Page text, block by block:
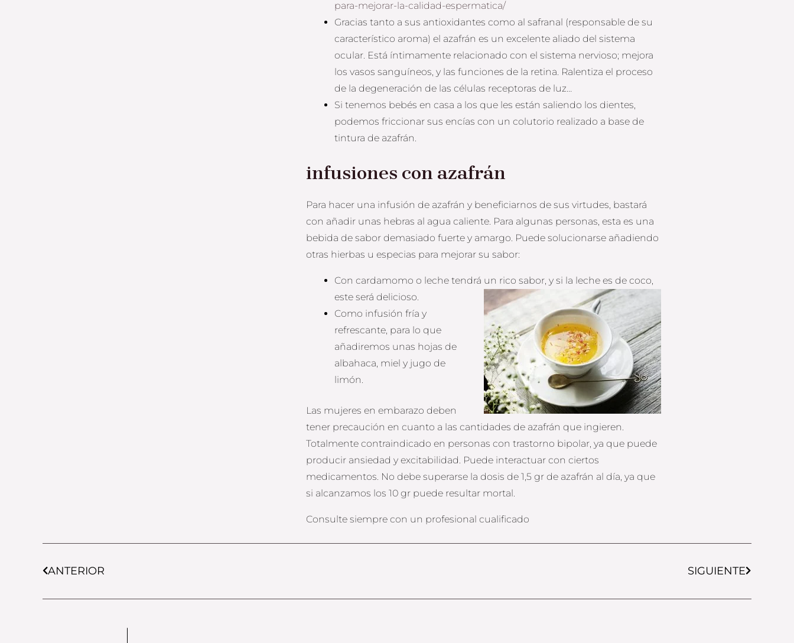
para-mejorar-la-calidad-espermatica/
Gracias tanto a sus antioxidantes como al safranal (responsable de su
característico aroma) el azafrán es un excelente aliado del sistema
ocular. Está íntimamente relacionado con el sistema nervioso; mejora
los vasos sanguíneos, y las funciones de la retina. Ralentiza el proceso
de la degeneración de las células receptoras de luz…
Si tenemos bebés en casa a los que les están saliendo los dientes,
podemos friccionar sus encías con un colutorio realizado a base de
tintura de azafrán.
infusiones con azafrán
Para hacer una infusión de azafrán y beneficiarnos de sus virtudes, bastará
con añadir unas hebras al agua caliente. Para algunas personas, esta es una
bebida de sabor demasiado fuerte y amargo. Puede solucionarse añadiendo
otras hierbas u especias para mejorar su sabor:
Con cardamomo o leche tendrá un rico sabor, y si la leche es de coco,
este será delicioso.
Como infusión fría y
refrescante, para lo que
añadiremos unas hojas de
albahaca, miel y jugo de
limón.
Las mujeres en embarazo deben
tener precaución en cuanto a las cantidades de azafrán que ingieren.
Totalmente contraindicado en personas con trastorno bipolar, ya que puede
producir ansiedad y excitabilidad. Puede interactuar con ciertos
medicamentos. No debe superarse la dosis de 1,5 gr de azafrán al día, ya que
si alcanzamos los 10 gr puede resultar mortal.
Consulte siempre con un profesional cualificado
ANTERIOR SIGUIENTE